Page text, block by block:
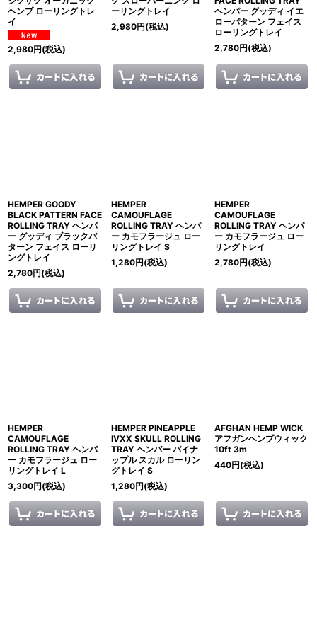
ヘンプ ローリングトレ
イ
2,980円(税込)
ーリングトレイ
2,980円(税込)
ヘンパー グッディ イエ
ローパターン フェイス
ローリングトレイ
2,780円(税込)
HEMPER GOODY
BLACK PATTERN FACE
ROLLING TRAY ヘンパ
ー グッディ ブラックパ
ターン フェイス ローリ
ングトレイ
2,780円(税込)
HEMPER
CAMOUFLAGE
ROLLING TRAY ヘンパ
ー カモフラージュ ロー
リングトレイ S
1,280円(税込)
HEMPER
CAMOUFLAGE
ROLLING TRAY ヘンパ
ー カモフラージュ ロー
リングトレイ
2,780円(税込)
HEMPER
CAMOUFLAGE
ROLLING TRAY ヘンパ
ー カモフラージュ ロー
リングトレイ L
3,300円(税込)
HEMPER PINEAPPLE
IVXX SKULL ROLLING
TRAY ヘンパー パイナ
ップル スカル ローリン
グトレイ S
1,280円(税込)
AFGHAN HEMP WICK
アフガンヘンプウィック
10ft 3m
440円(税込)